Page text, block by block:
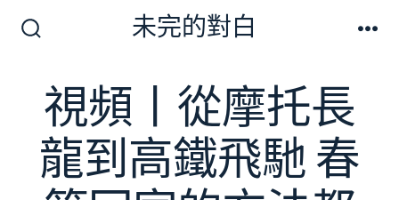
換
開
關
未完的對白
視頻丨從摩托長
龍到高鐵飛馳 春